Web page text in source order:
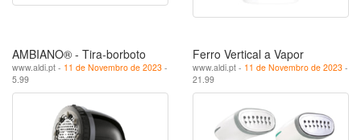
AMBIANO® - Tira-borboto
www.aldi.pt - 11 de Novembro de 2023 -
5.99
Ferro Vertical a Vapor
www.aldi.pt - 11 de Novembro de 2023 -
21.99